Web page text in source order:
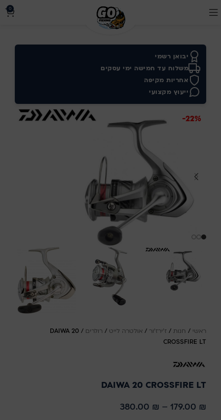
0
יבואן רשמי
משלוח עד חמישה ימי עסקים
אחריות מקיפה
ייעוץ מקצועי
-22%
ראשי / חנות / ז'ירז'ור / אולטרה לייט / רולרים /
DAIWA 20
CROSSFIRE LT
DAIWA 20 CROSSFIRE LT
179.00 ₪
–
380.00 ₪